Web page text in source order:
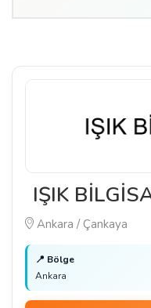
IŞIK
Ankara / Çankaya
📍 Bölge
Ankara